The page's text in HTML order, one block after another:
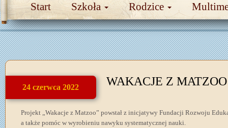
Start Szkoła Rodzice
24 czerwca 2022 WAKACJE Z
Projekt „Wakacje z Matzoo” powstał z inicjatywy Fundacji Rozwoju
a także pomóc w wyrobieniu nawyku systematycznej nauki.